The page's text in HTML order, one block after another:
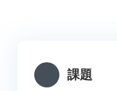
課題